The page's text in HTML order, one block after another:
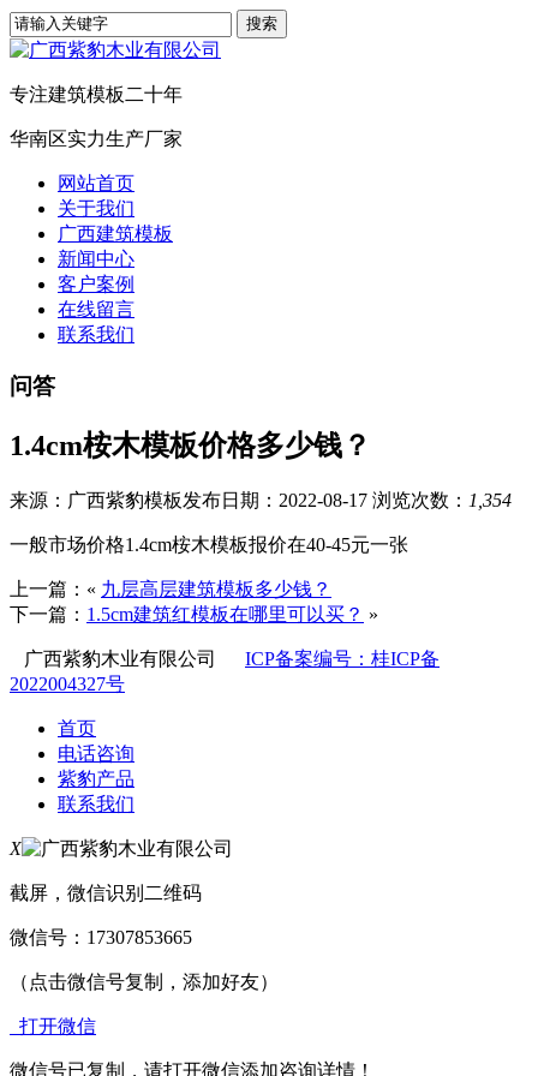
专注建筑模板二十年
华南区实力生产厂家
网站首页
关于我们
广西建筑模板
新闻中心
客户案例
在线留言
联系我们
问答
1.4cm桉木模板价格多少钱？
来源：广西紫豹模板发布日期：2022-08-17 浏览次数： 1,354
一般市场价格1.4cm桉木模板报价在40-45元一张
上一篇：« 九层高层建筑模板多少钱？
下一篇： 1.5cm建筑红模板在哪里可以买？ »
广西紫豹木业有限公司 ICP备案编号：桂ICP备
2022004327号
首页
电话咨询
紫豹产品
联系我们
X
截屏，微信识别二维码
微信号： 17307853665
（点击微信号复制，添加好友）
打开微信
微信号已复制，请打开微信添加咨询详情！